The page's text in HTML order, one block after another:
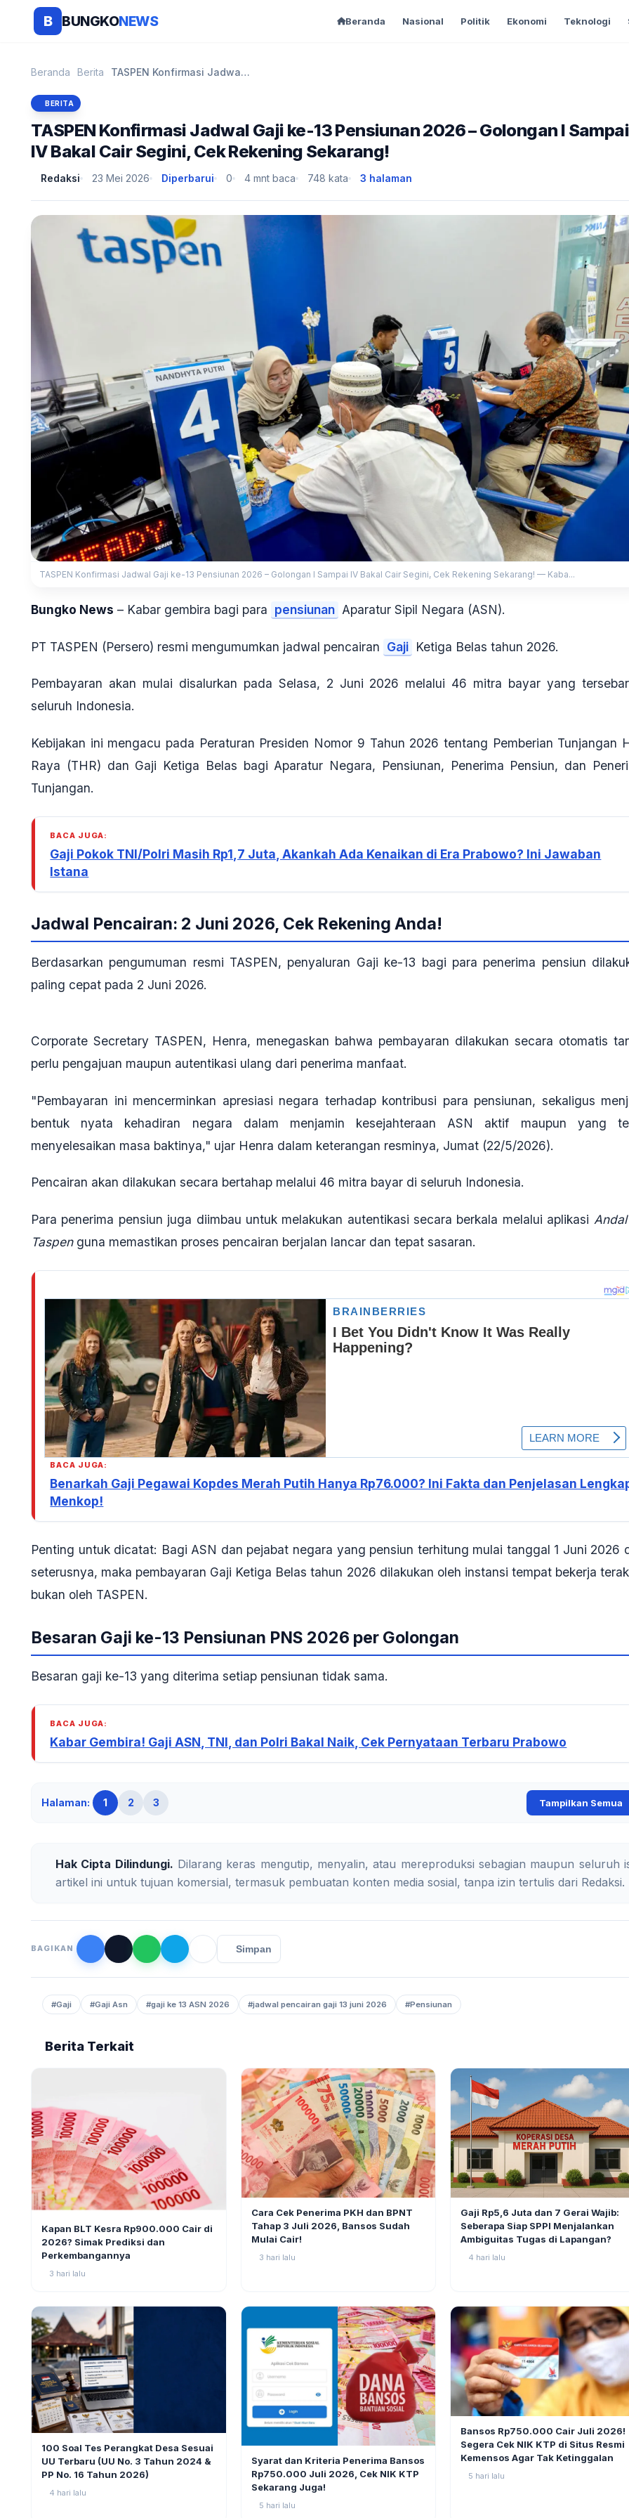
B BUNGKONEWS Beranda Nasional Politik Ekonomi Teknologi
Beranda Berita TASPEN Konfirmasi Jadwal Gaji ke-13 Pensiunan 2026...
BERITA
TASPEN Konfirmasi Jadwal Gaji ke-13 Pensiunan 2026 – Golongan I Sampai
IV Bakal Cair Segini, Cek Rekening Sekarang!
Redaksi 23 Mei 2026 Diperbarui 0 4 mnt baca 748 kata 3 halaman
TASPEN Konfirmasi Jadwal Gaji ke-13 Pensiunan 2026 – Golongan I Sampai IV Bakal Cair Segini, Cek Rekening Sekarang! — Kaba...
Bungko News – Kabar gembira bagi para pensiunan Aparatur Sipil Negara (ASN).
PT TASPEN (Persero) resmi mengumumkan jadwal pencairan Gaji Ketiga Belas tahun 2026.
Pembayaran akan mulai disalurkan pada Selasa, 2 Juni 2026 melalui 46 mitra bayar yang
seluruh Indonesia.
Kebijakan ini mengacu pada Peraturan Presiden Nomor 9 Tahun 2026 tentang Pemberian Tunjangan
Raya (THR) dan Gaji Ketiga Belas bagi Aparatur Negara, Pensiunan, Penerima Pensiun, dan
Tunjangan.
BACA JUGA:
Gaji Pokok TNI/Polri Masih Rp1,7 Juta, Akankah Ada Kenaikan di Era Prabowo? Ini Jawaban
Istana
Jadwal Pencairan: 2 Juni 2026, Cek Rekening Anda!
Berdasarkan pengumuman resmi TASPEN, penyaluran Gaji ke-13 bagi para penerima pensiun
paling cepat pada 2 Juni 2026.
Corporate Secretary TASPEN, Henra, menegaskan bahwa pembayaran dilakukan secara otomatis
perlu pengajuan maupun autentikasi ulang dari penerima manfaat.
"Pembayaran ini mencerminkan apresiasi negara terhadap kontribusi para pensiunan, sekaligus
bentuk nyata kehadiran negara dalam menjamin kesejahteraan ASN aktif maupun yang
menyelesaikan masa baktinya," ujar Henra dalam keterangan resminya, Jumat (22/5/2026).
Pencairan akan dilakukan secara bertahap melalui 46 mitra bayar di seluruh Indonesia.
Para penerima pensiun juga diimbau untuk melakukan autentikasi secara berkala melalui aplikasi
Taspenguna memastikan proses pencairan berjalan lancar dan tepat sasaran.
BACA JUGA:
Benarkah Gaji Pegawai Kopdes Merah Putih Hanya Rp76.000? Ini Fakta dan Penjelasan
Menkop!
Penting untuk dicatat: Bagi ASN dan pejabat negara yang pensiun terhitung mulai tanggal 1 Juni 2026
seterusnya, maka pembayaran Gaji Ketiga Belas tahun 2026 dilakukan oleh instansi tempat bekerja
bukan oleh TASPEN.
Besaran Gaji ke-13 Pensiunan PNS 2026 per Golongan
Besaran gaji ke-13 yang diterima setiap pensiunan tidak sama.
BACA JUGA:
Kabar Gembira! Gaji ASN, TNI, dan Polri Bakal Naik, Cek Pernyataan Terbaru Prabowo
Halaman: 1 2 3 Tampilkan Semua
Hak Cipta Dilindungi. Dilarang keras mengutip, menyalin, atau mereproduksi sebagian maupun seluruh
artikel ini untuk tujuan komersial, termasuk pembuatan konten media sosial, tanpa izin tertulis dari Redaksi.
BAGIKAN Simpan
#Gaji #Gaji Asn #gaji ke 13 ASN 2026 #jadwal pencairan gaji 13 juni 2026 #Pensiunan
Berita Terkait
Kapan BLT Kesra Rp900.000 Cair di
2026? Simak Prediksi dan
Perkembangannya
3 hari lalu
Cara Cek Penerima PKH dan BPNT
Tahap 3 Juli 2026, Bansos Sudah
Mulai Cair!
3 hari lalu
Gaji Rp5,6 Juta dan 7 Gerai Wajib:
Seberapa Siap SPPI Menjalankan
Ambiguitas Tugas di Lapangan?
4 hari lalu
100 Soal Tes Perangkat Desa Sesuai
UU Terbaru (UU No. 3 Tahun 2024 &
PP No. 16 Tahun 2026)
4 hari lalu
Syarat dan Kriteria Penerima Bansos
Rp750.000 Juli 2026, Cek NIK KTP
Sekarang Juga!
5 hari lalu
Bansos Rp750.000 Cair Juli 2026!
Segera Cek NIK KTP di Situs Resmi
Kemensos Agar Tak Ketinggalan
5 hari lalu